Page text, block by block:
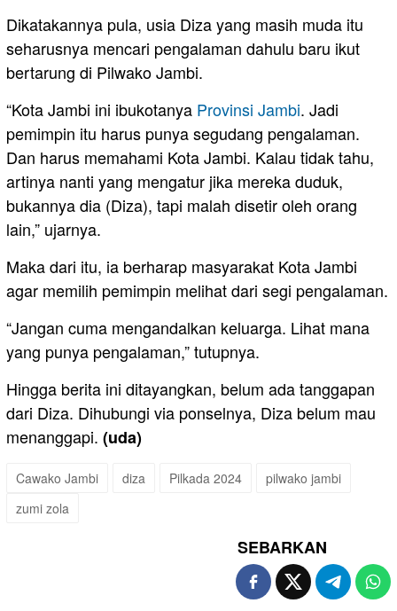
Dikatakannya pula, usia Diza yang masih muda itu
seharusnya mencari pengalaman dahulu baru ikut
bertarung di Pilwako Jambi.
“Kota Jambi ini ibukotanya Provinsi Jambi. Jadi
pemimpin itu harus punya segudang pengalaman.
Dan harus memahami Kota Jambi. Kalau tidak tahu,
artinya nanti yang mengatur jika mereka duduk,
bukannya dia (Diza), tapi malah disetir oleh orang
lain,” ujarnya.
Maka dari itu, ia berharap masyarakat Kota Jambi
agar memilih pemimpin melihat dari segi pengalaman.
“Jangan cuma mengandalkan keluarga. Lihat mana
yang punya pengalaman,” tutupnya.
Hingga berita ini ditayangkan, belum ada tanggapan
dari Diza. Dihubungi via ponselnya, Diza belum mau
menanggapi. (uda)
Cawako Jambi diza Pilkada 2024
pilwako jambi
zumi zola
SEBARKAN